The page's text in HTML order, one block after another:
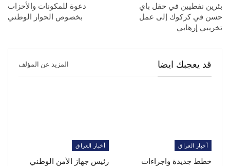
بئرين نفطيين في حقل باي
حسن في كركوك إلى عمل
تخريبي إرهابي
دعوة للمكونات والأحزاب
بخصوص الحوار الوطني
قد يعجبك ايضا المزيد عن المؤلف
أخبار العراق
خطط جديدة واجراءات
أخبار العراق
رئيس جهاز الأمن الوطني